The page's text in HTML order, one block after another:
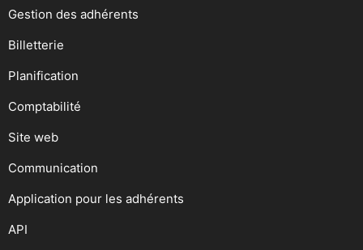
Gestion des adhérents
Billetterie
Planification
Comptabilité
Site web
Communication
Application pour les adhérents
API